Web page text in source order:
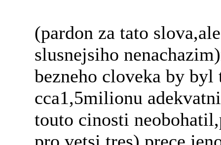
(pardon za tato
slusnejsiho
bezneho cloveka by byl
cca1,5milionu
touto cinosti